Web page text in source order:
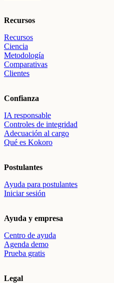
Recursos
Recursos
Ciencia
Metodología
Comparativas
Clientes
Confianza
IA responsable
Controles de integridad
Adecuación al cargo
Qué es Kokoro
Postulantes
Ayuda para postulantes
Iniciar sesión
Ayuda y empresa
Centro de ayuda
Agenda demo
Prueba gratis
Legal